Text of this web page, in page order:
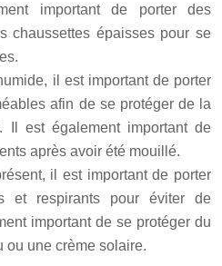
important de porter des
chaussettes épaisses pour se
il est important de porter
afin de se protéger de la
Il est également important de
après avoir été mouillé.
il est important de porter
et respirants pour éviter de
important de se protéger du
ou une crème solaire.